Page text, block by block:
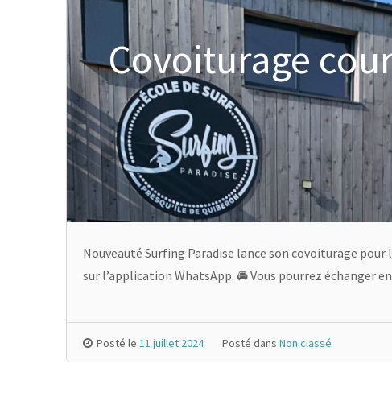
Covoiturage
Nouveauté Surfing Paradise lance son covoiturage pour
sur l’application WhatsApp. 🚘 Vous pourrez échanger
Posté le 11 juillet 2024 Posté dans Non classé